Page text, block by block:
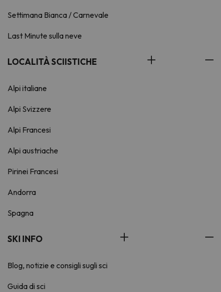
Settimana Bianca / Carnevale
Last Minute sulla neve
LOCALITÀ SCIISTICHE
Alpi italiane
Alpi Svizzere
Alpi Francesi
Alpi austriache
Pirinei Francesi
Andorra
Spagna
SKI INFO
Blog, notizie e consigli sugli sci
Guida di sci